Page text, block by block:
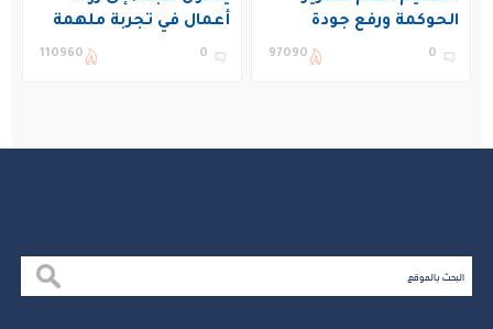
الحوكمة ورفع جودة
التعليم في المملكة
0
97090
أعمال في تجربة ملهمة
بنادي غراس الصيفي
0
110960